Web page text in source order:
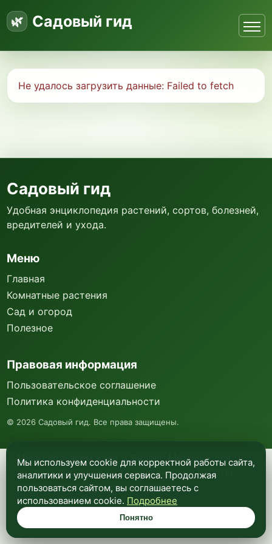
Садовый гид
Не удалось загрузить данные: Failed to fetch
Мы используем куки и Яндекс Метрику для
анализа посещаемости и улучшения работы
сайта. Подробнее —в политике
конфиденциальности.
Понятно
Садовый гид
Удобная энциклопедия растений, сортов, болезней,
вредителей и ухода.
Меню
Главная
Комнатные растения
Сад и огород
Полезное
Правовая информация
Пользовательское соглашение
Политика конфиденциальности
© 2026 Садовый гид. Все права защищены.
Мы используем cookie для корректной работы сайта,
аналитики и улучшения сервиса. Продолжая
пользоваться сайтом, вы соглашаетесь с
использованием cookie. Подробнее
Понятно